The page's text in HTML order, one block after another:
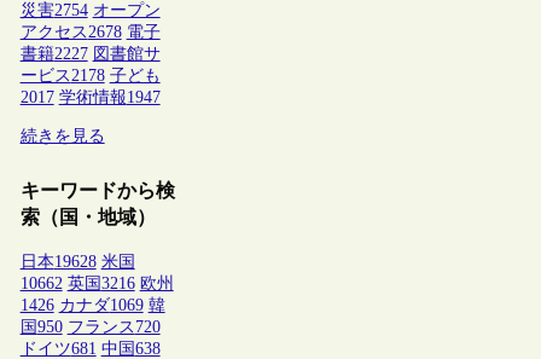
災害2754 オープン
アクセス2678 電子
書籍2227 図書館サ
ービス2178 子ども
2017 学術情報1947
続きを見る
キーワードから検
索（国・地域）
日本19628 米国
10662 英国 3216 欧州
1426 カナダ1069 韓
国 950 フランス 720
ドイツ681 中国 638